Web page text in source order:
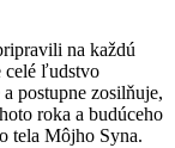
na každú
celé ľudstvo
postupne zosilňuje,
roka a budúceho
tela Môjho Syna.